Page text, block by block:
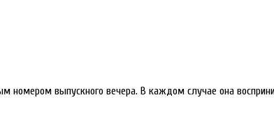
выпускного вечера. В каждом случае она